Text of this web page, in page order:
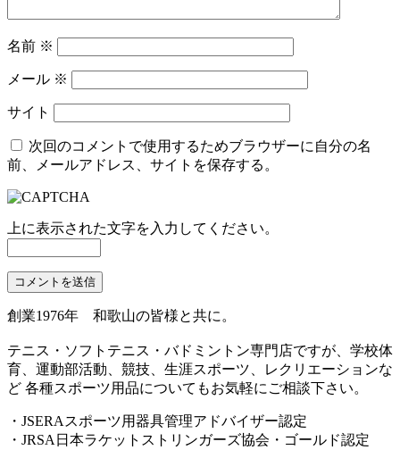
名前 ※
メール ※
サイト
次回のコメントで使用するためブラウザーに自分の名
前、メールアドレス、サイトを保存する。
上に表示された文字を入力してください。
創業1976年 和歌山の皆様と共に。
テニス・ソフトテニス・バドミントン専門店ですが、学校体
育、運動部活動、競技、生涯スポーツ、レクリエーションな
ど 各種スポーツ用品についてもお気軽にご相談下さい。
・JSERAスポーツ用器具管理アドバイザー認定
・JRSA日本ラケットストリンガーズ協会・ゴールド認定